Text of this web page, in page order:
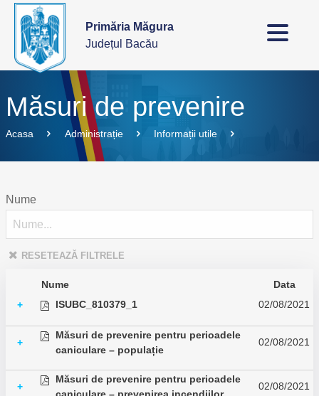
Primăria Măgura
Județul Bacău
Măsuri de prevenire
Acasa Administrație Informații utile
Nume
RESETEAZĂ FILTRELE
Nume
Data
+
ISUBC_810379_1 02/08/2021
+
Măsuri de prevenire pentru perioadele
caniculare – populație
02/08/2021
+
Măsuri de prevenire pentru perioadele
02/08/2021